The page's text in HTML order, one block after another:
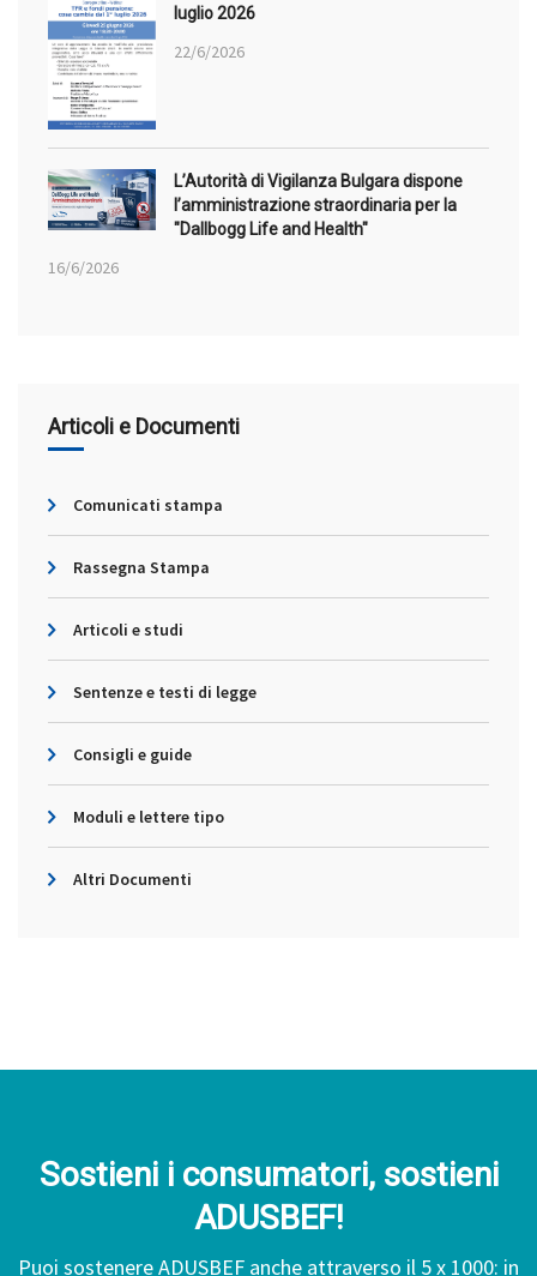
luglio 2026
22/6/2026
L’Autorità di Vigilanza Bulgara dispone
l’amministrazione straordinaria per la
"Dallbogg Life and Health"
16/6/2026
Articoli e Documenti
Comunicati stampa
Rassegna Stampa
Articoli e studi
Sentenze e testi di legge
Consigli e guide
Moduli e lettere tipo
Altri Documenti
Sostieni i consumatori, sostieni
ADUSBEF!
Puoi sostenere ADUSBEF anche attraverso il 5 x 1000: in